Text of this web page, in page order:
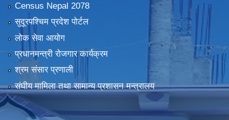
Census Nepal 2078
सुदूरपश्चिम प्रदेश पोर्टल
लोक सेवा आयोग
प्रधानमन्त्री रोजगार कार्यक्रम
श्रम संसार प्रणाली
संघीय मामिला तथा सामान्य प्रशासन मन्त्रालय